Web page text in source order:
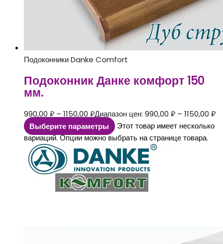
Подоконники Danke Comfort
Подоконник Данке комфорт 150
мм.
990,00 ₽ – 1150,00 ₽Диапазон цен: 990,00 ₽ – 1150,00 ₽
Выберите параметры
Этот товар имеет несколько
вариаций. Опции можно выбрать на странице товара.